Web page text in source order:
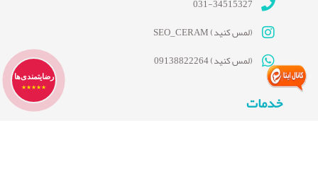
031-34515327
(لمس کنید) SEO_CERAM
(لمس کنید) 09138822264
خدمات
رضایتمندی‌ها
★★★★★